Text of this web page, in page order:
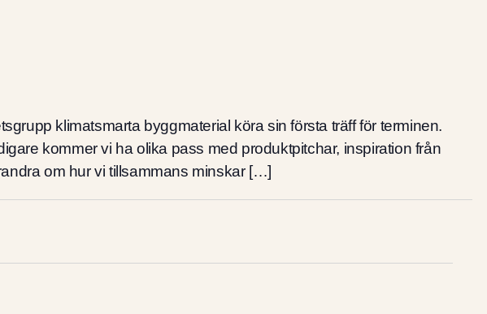
klimatsmarta byggmaterial köra sin första träff för terminen.
kommer vi ha olika pass med produktpitchar, inspiration från
om hur vi tillsammans minskar […]